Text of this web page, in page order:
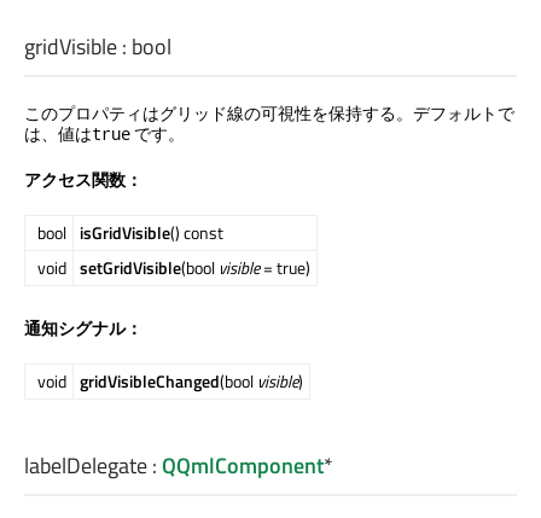
gridVisible: bool
このプロパティはグリッド線の可視性を保持する。デフォルトで
は、値はtrue です。
アクセス関数：
bool isGridVisible() const
void setGridVisible(bool visible= true)
通知シグナル：
void gridVisibleChanged(bool visible)
labelDelegate:QQmlComponent*